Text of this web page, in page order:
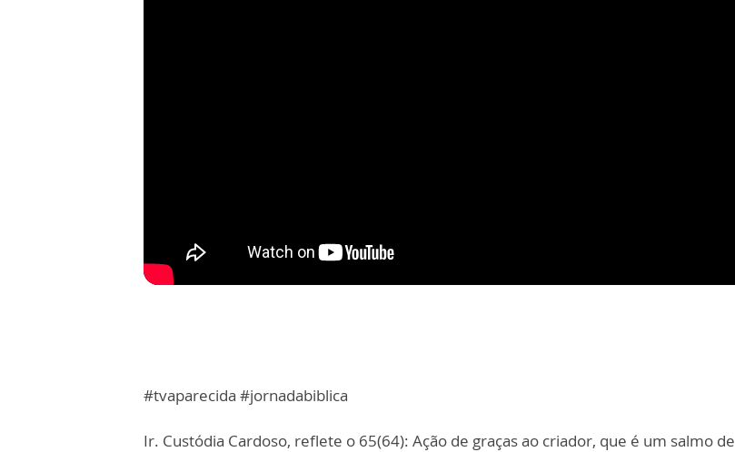
#tvaparecida #jornadabiblica
Ir. Custódia Cardoso, reflete o 65(64): Ação de graças ao criador, que é um salmo de